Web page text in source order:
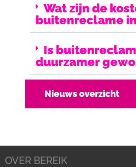
Wat zijn de
buitenreclame in
Is
duurzamer
Nieuws overzicht
OVER BEREIK